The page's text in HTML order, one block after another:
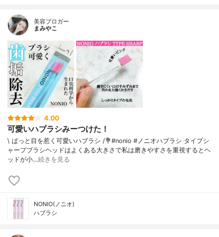
美容ブロガー
まみやこ
4.00
可愛いハブラシみーつけた！
\ ぱっと目を惹く可愛いハブラシ /⁡⁡💐#nonio #ノニオハブラシ タイプシ
ャープ⁡⁡⁡ブラシヘッドはよくある大きさで私は磨きやすさを重視するとヘ
ッドが小…続きを見る
NONIO(ノニオ)
ハブラシ